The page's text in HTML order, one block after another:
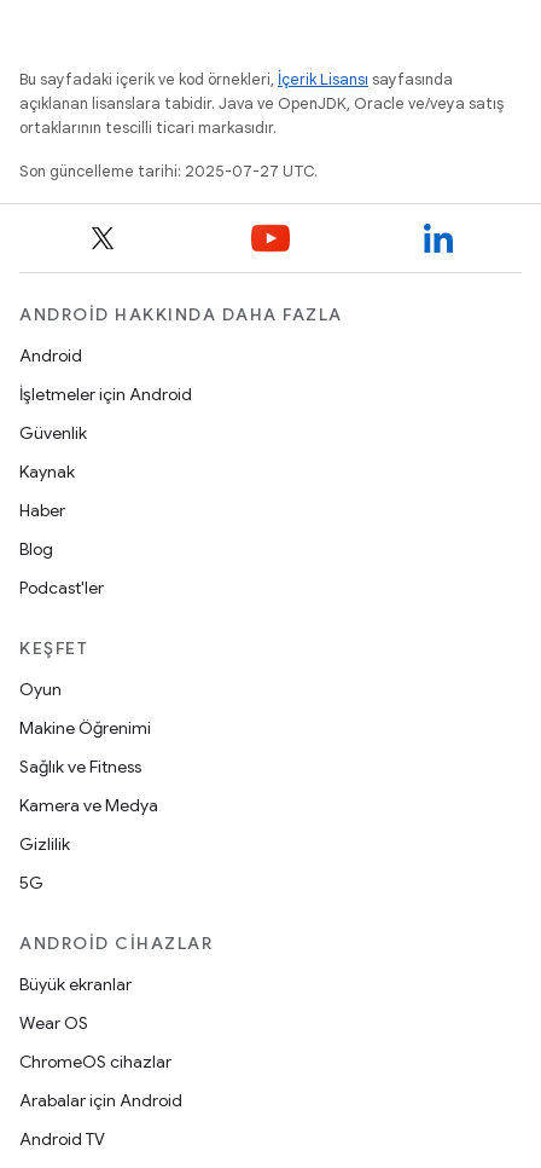
Bu sayfadaki içerik ve kod örnekleri, İçerik Lisansı sayfasında
açıklanan lisanslara tabidir. Java ve OpenJDK, Oracle ve/veya satış
ortaklarının tescilli ticari markasıdır.
Son güncelleme tarihi: 2025-07-27 UTC.
ANDROID HAKKINDA DAHA FAZLA
Android
İşletmeler için Android
Güvenlik
Kaynak
Haber
Blog
Podcast'ler
KEŞFET
Oyun
Makine Öğrenimi
Sağlık ve Fitness
Kamera ve Medya
Gizlilik
5G
ANDROID CIHAZLAR
Büyük ekranlar
Wear OS
ChromeOS cihazlar
Arabalar için Android
Android TV